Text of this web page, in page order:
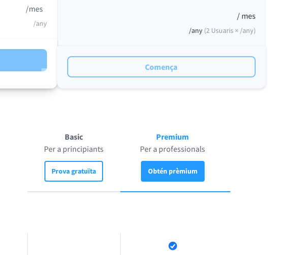
/mes
/any
/ mes
/any (2 Usuaris × /any)
Comença
Basic
Per a principiants
Prova gratuïta
Premium
Per a professionals
Obtén prèmium